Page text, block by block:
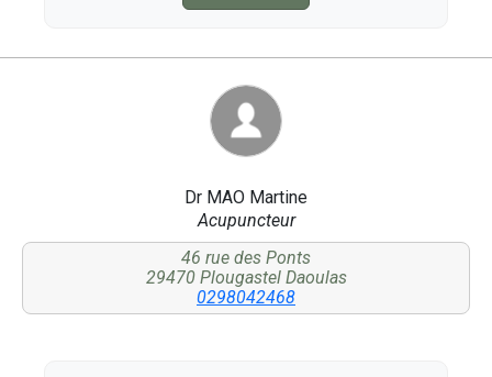
Dr MAO Martine
Acupuncteur
46 rue des Ponts
29470 Plougastel Daoulas
0298042468